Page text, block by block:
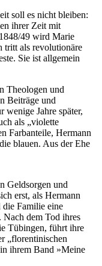
soll es nicht bleiben:
ihrer Zeit mit
49 wird Marie
tritt als revolutionäre
Sie ist allgemein
Theologen und
Beiträge und
wenige Jahre später,
als „violette
Farbanteile, Hermann
blauen. Aus der Ehe
Geldsorgen und
erst, als Hermann
die Familie eine
dem Tod ihres
Tübingen, führt ihre
„florentinischen
ihrem Band »Meine